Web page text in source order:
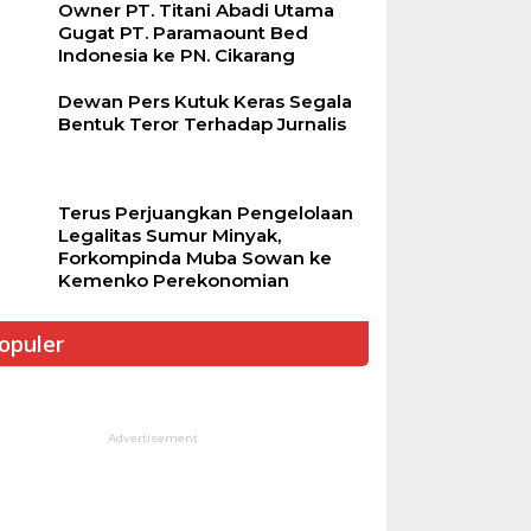
Owner PT. Titani Abadi Utama
Gugat PT. Paramaount Bed
Indonesia ke PN. Cikarang
Dewan Pers Kutuk Keras Segala
Bentuk Teror Terhadap Jurnalis
Terus Perjuangkan Pengelolaan
Legalitas Sumur Minyak,
Forkompinda Muba Sowan ke
Kemenko Perekonomian
Advertisement